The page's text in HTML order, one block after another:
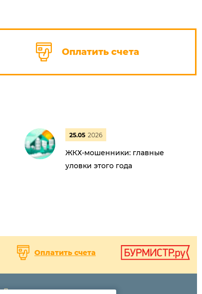
Оплатить счета
25.05 2026
ЖКХ-мошенники: главные
уловки этого года
Оплатить счета
Дома